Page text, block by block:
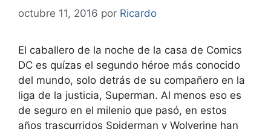
octubre 11, 2016 por Ricardo
El caballero de la noche de la casa de Comics
DC es quízas el segundo héroe más conocido
del mundo, solo detrás de su compañero en la
liga de la justicia, Superman. Al menos eso es
de seguro en el milenio que pasó, en estos
años trascurridos Spiderman y Wolverine han